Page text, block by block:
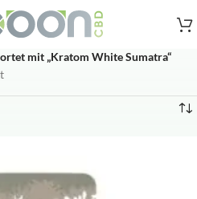
nach AT, DE ab
mit „Kratom White Sumatra“